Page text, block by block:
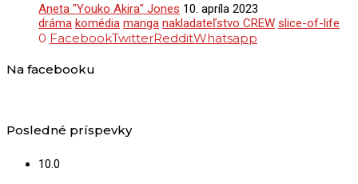
Aneta "Youko Akira" Jones 10. apríla 2023
dráma komédia manga nakladateľstvo CREW slice-of-life
0 FacebookTwitterRedditWhatsapp
Na facebooku
Posledné príspevky
10.0